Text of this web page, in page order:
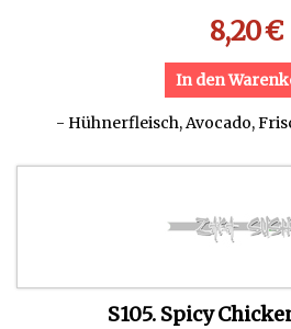
8,20€
In den
- Hühnerfleisch, Avocado,
S105. Spicy